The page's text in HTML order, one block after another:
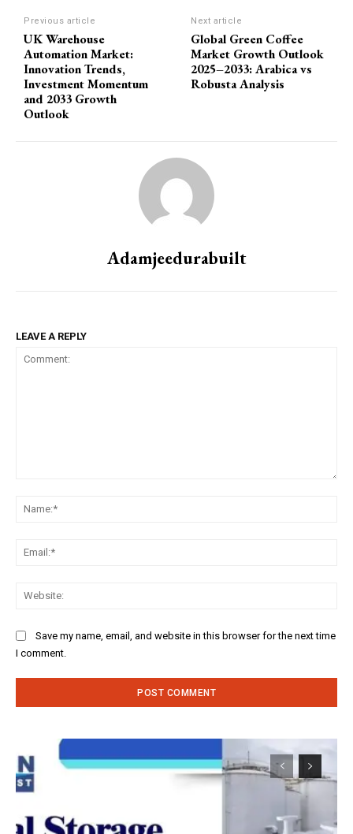
Previous article
UK Warehouse
Automation Market:
Innovation Trends,
Investment Momentum
and 2033 Growth
Outlook
Next article
Global Green Coffee
Market Growth Outlook
2025–2033: Arabica vs
Robusta Analysis
Adamjeedurabuilt
LEAVE A REPLY
Save my name, email, and website in this browser for the next time
I comment.